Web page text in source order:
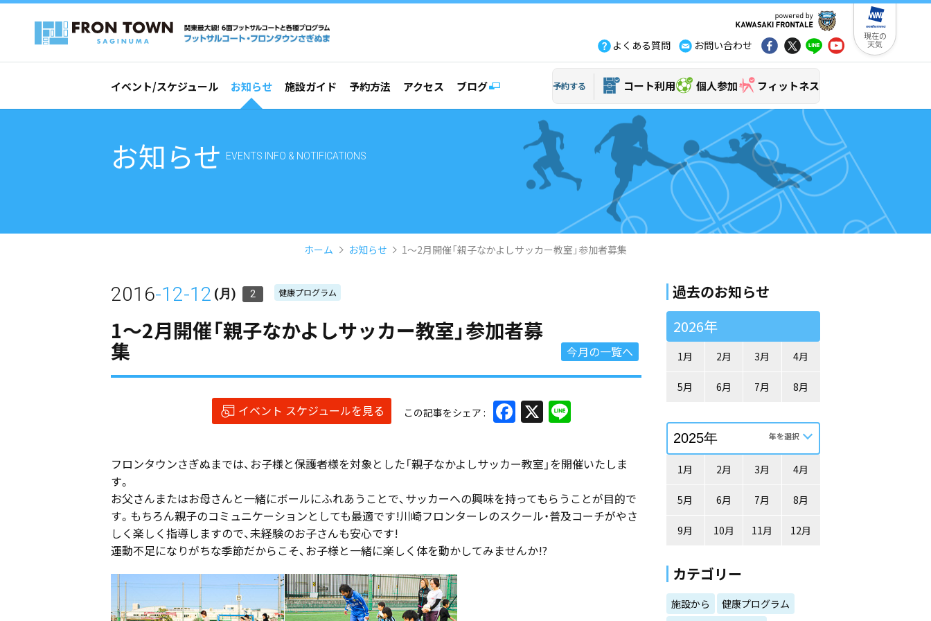
現在の
天気
よくある質問 お問い合わせ
イベント/スケジュール お知らせ 施設ガイド 予約方法 アクセス ブログ 予約する コート利用 個人参加 フィットネス
お知らせ EVENTS INFO & NOTIFICATIONS
ホーム お知らせ 1〜2月開催「親子なかよしサッカー教室」参加者募集
2016-12-12 (月) 2 健康プログラム
1〜2月開催「親子なかよしサッカー教室」参加者募
集 今月の一覧へ
イベント スケジュールを見る この記事をシェア Facebook
X Line
フロンタウンさぎぬまでは、お子様と保護者様を対象とした「親子なかよしサッカー教室」を開催いたしま
す。
お父さんまたはお母さんと一緒にボールにふれあうことで、サッカーへの興味を持ってもらうことが目的で
す。もちろん親子のコミュニケーションとしても最適です!川崎フロンターレのスクール・普及コーチがやさ
しく楽しく指導しますので、未経験のお子さんも安心です!
運動不足になりがちな季節だからこそ、お子様と一緒に楽しく体を動かしてみませんか!?
過去のお知らせ
2026年
1月 2月 3月 4月
5月 6月 7月 8月
1月 2月 3月 4月
5月 6月 7月 8月
9月 10月 11月 12月
カテゴリー
施設から
健康プログラム